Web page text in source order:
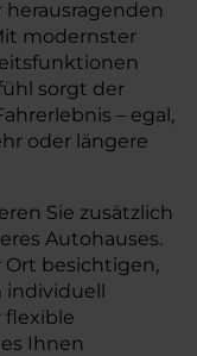
herausragenden
modernster
sorgt der
– egal,
oder längere
Sie zusätzlich
Autohauses.
Ort besichtigen,
individuell
flexible
Ihnen